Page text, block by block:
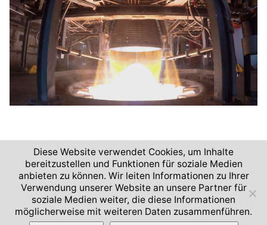
2026 © Deutsches Zentrum für Luft- und Raumfahrt
Impressum und Nutzungsbedingungen
Datenschutz
Barrierefreiheit
Diese Website verwendet Cookies, um Inhalte
bereitzustellen und Funktionen für soziale Medien
anbieten zu können. Wir leiten Informationen zu Ihrer
Verwendung unserer Website an unsere Partner für
soziale Medien weiter, die diese Informationen
möglicherweise mit weiteren Daten zusammenführen.